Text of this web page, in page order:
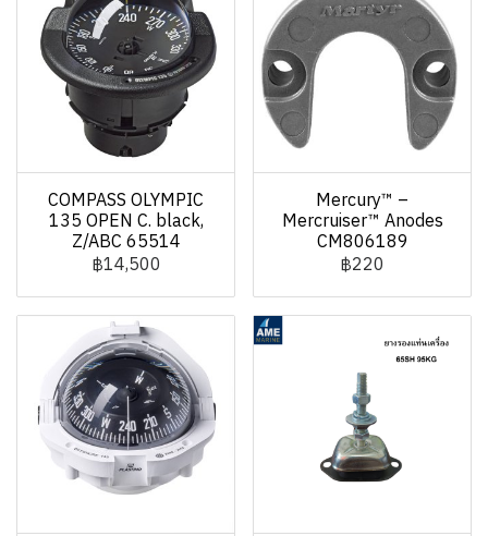
COMPASS OLYMPIC
135 OPEN C. black,
Z/ABC 65514
฿14,500
Mercury™ –
Mercruiser™ Anodes
CM806189
฿220